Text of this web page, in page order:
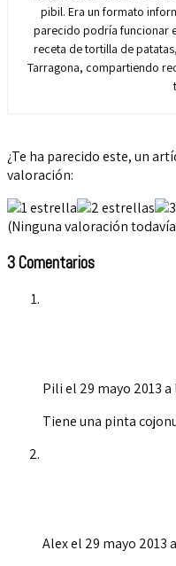
pibil. Era un formato
parecido podría funcionar
receta de tortilla de
Tarragona, compartiendo
¿Te ha parecido este, un
valoración:
(Ninguna valoración
3 Comentarios
Piliel 29 mayo 2013
Tiene una pinta
Alexel 29 mayo 2013